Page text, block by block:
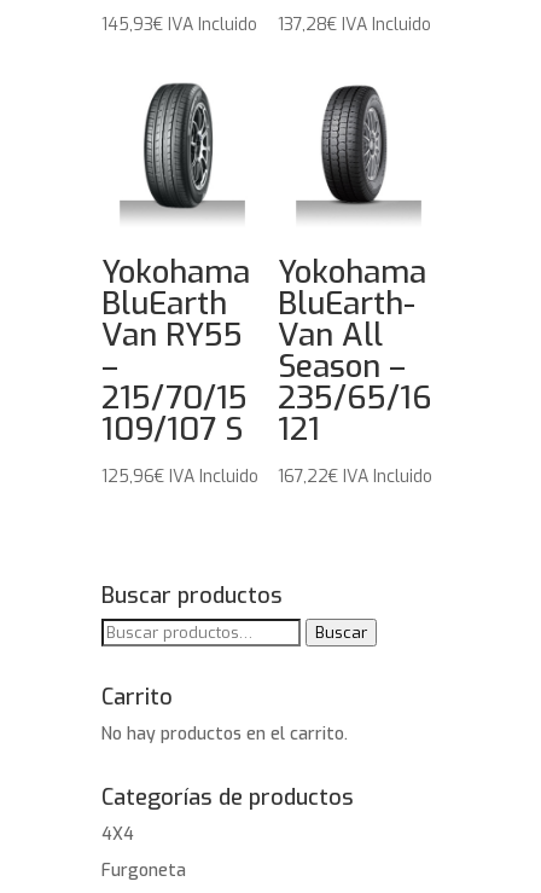
145,93€ IVA Incluido 137,28€ IVA Incluido
Yokohama
BluEarth
Van RY55
–
215/70/15
109/107 S
125,96€ IVA Incluido
Yokohama
BluEarth-
Van All
Season –
235/65/16
121
167,22€ IVA Incluido
Buscar productos
Buscar
Buscar
Carrito
No hay productos en el carrito.
Categorías de productos
4X4
Furgoneta